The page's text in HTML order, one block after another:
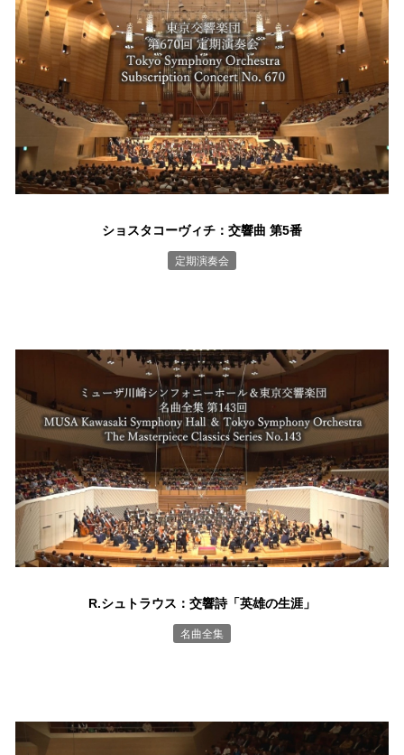
ショスタコーヴィチ：交響曲 第5番
定期演奏会
R.シュトラウス：交響詩「英雄の生涯」
名曲全集